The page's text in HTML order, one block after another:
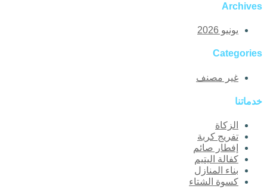
Archives
يونيو 2026
Categories
غير مصنف
خدماتنا
الزكاة
تفريج كربة
إفطار صائم
كفالة اليتيم
بناء المنازل
كسوة الشتاء